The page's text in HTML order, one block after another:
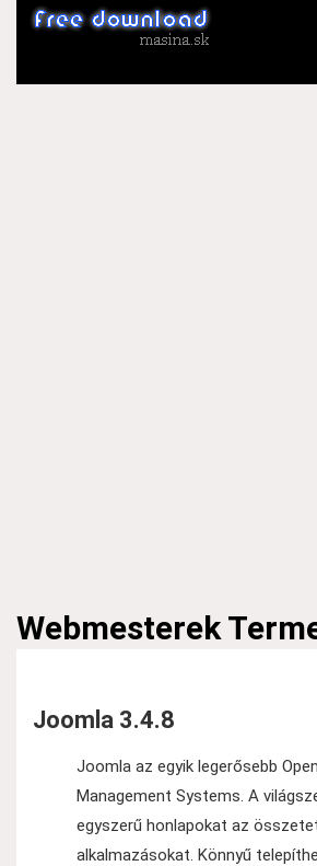
Webmesterek
Joomla 3.4.8
Joomla az egyik legerősebb
Management Systems. A
egyszerű honlapokat az
alkalmazásokat. Könnyű